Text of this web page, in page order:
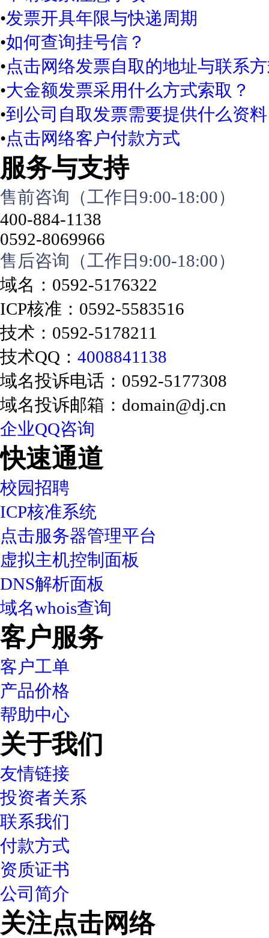
•发票开具年限与快递周期
•如何查询挂号信？
•点击网络发票自取的地址与联系
•大金额发票采用什么方式索取？
•到公司自取发票需要提供什么资
•点击网络客户付款方式
服务与支持
售前咨询（工作日9:00-18:00）
400-884-1138
0592-8069966
售后咨询（工作日9:00-18:00）
域名：0592-5176322
ICP核准：0592-5583516
技术：0592-5178211
技术QQ： 4008841138
域名投诉电话：0592-5177308
域名投诉邮箱：domain@dj.cn
企业QQ咨询
快速通道
校园招聘
ICP核准系统
点击服务器管理平台
虚拟主机控制面板
DNS解析面板
域名whois查询
客户服务
客户工单
产品价格
帮助中心
关于我们
友情链接
投资者关系
联系我们
付款方式
资质证书
公司简介
关注点击网络